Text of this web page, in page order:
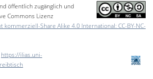
öffentlich zugänglich und
Commons Lizenz
kommerziell-Share Alike 4.0 International: CC-BY-NC-
https://ilias.uni-